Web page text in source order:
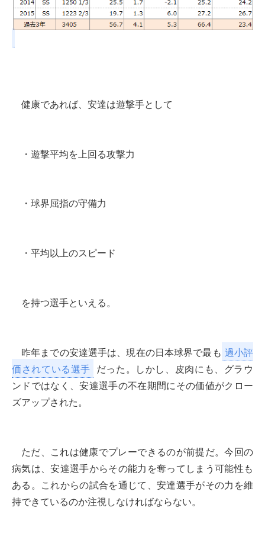
健康であれば、安達は遊撃手として
・遊撃平均を上回る攻撃力
・球界屈指の守備力
・平均以上のスピード
を持つ選手といえる。
昨年までの安達選手は、現在の日本球界で最も 過小評
価されている選手 だった。しかし、皮肉にも、グラウ
ンドではなく、安達選手の不在期間にその価値がクロー
ズアップされた。
ただ、これは健康でプレーできるのが前提だ。今回の
病気は、安達選手からその能力を奪ってしまう可能性も
ある。これからの試合を通じて、安達選手がその力を維
持できているのか注視しなければならない。